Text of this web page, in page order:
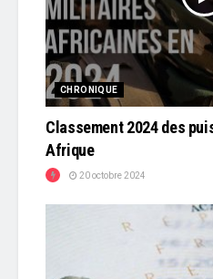
CHRONIQUE
Classement 2024 des
Afrique
20 octobre 2024